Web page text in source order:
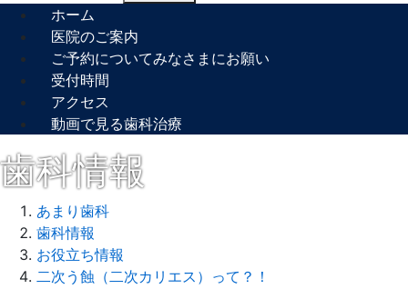
ホーム
医院のご案内
ご予約についてみなさまにお願い
受付時間
アクセス
動画で見る歯科治療
歯科情報
あまり歯科
歯科情報
お役立ち情報
二次う蝕（二次カリエス）って？！